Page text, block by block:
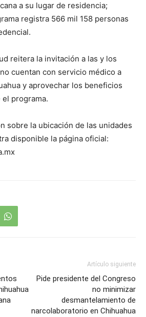
a su lugar de residencia;
registra 566 mil 158 personas
reitera la invitación a las y los
cuentan con servicio médico a
y aprovechar los beneficios
programa.
sobre la ubicación de las unidades
disponible la página oficial:
Artículo siguiente
Pide presidente del Congreso
no minimizar
desmantelamiento de
narcolaboratorio en Chihuahua